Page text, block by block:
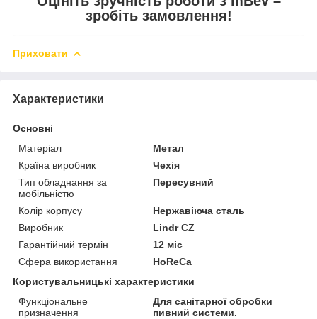
зробіть замовлення!
Приховати
Характеристики
Основні
Матеріал
Метал
Країна виробник
Чехія
Тип обладнання за
мобільністю
Пересувний
Колір корпусу
Нержавіюча сталь
Виробник
Lindr CZ
Гарантійний термін
12 міс
Сфера використання
HoReCa
Користувальницькі характеристики
Функціональне
призначення
Для санітарної обробки
пивний системи.